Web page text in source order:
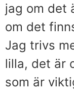
jag om det
om det
Jag trivs
lilla, det är
som är